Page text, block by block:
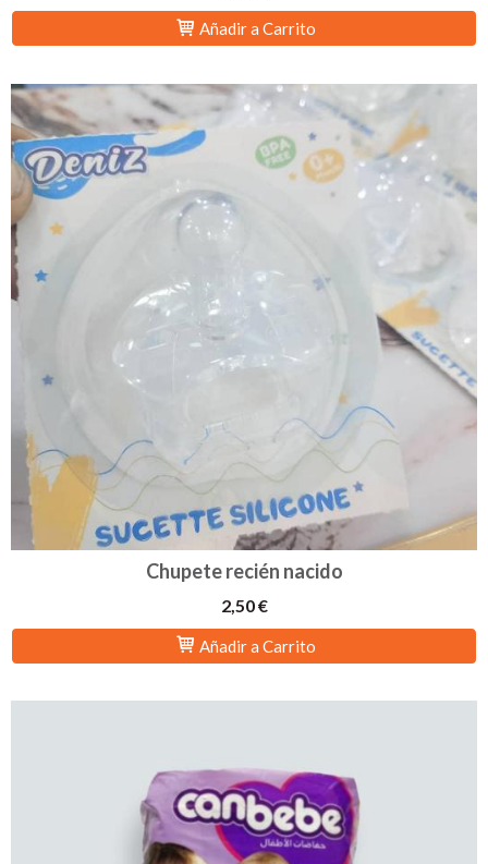
Añadir a Carrito
Chupete recién nacido
2,50 €
Añadir a Carrito